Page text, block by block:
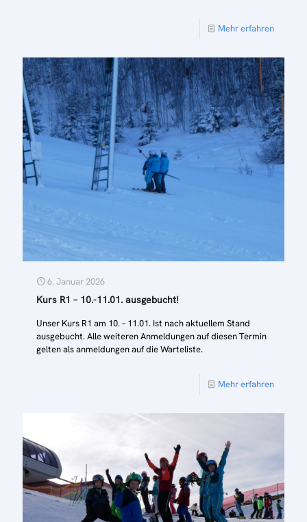
Mehr erfahren
6. Januar 2026
Kurs R1 – 10.-11.01. ausgebucht!
Unser Kurs R1 am 10. – 11.01. Ist nach aktuellem Stand
ausgebucht. Alle weiteren Anmeldungen auf diesen Termin
gelten als anmeldungen auf die Warteliste.
Mehr erfahren